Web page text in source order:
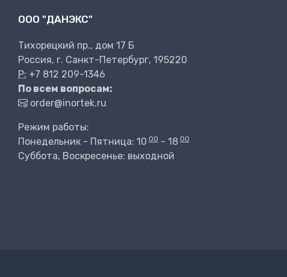
ООО "ДАНЭКС"
Тихорецкий пр., дом 17 Б
Россия, г. Санкт-Петербург, 195220
P: +7 812 209-1346
По всем вопросам:
order@inortek.ru
Режим работы:
Понедельник - Пятница: 10 00 - 18 00
Суббота, Воскресенье: выходной